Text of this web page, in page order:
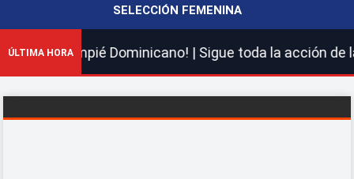
SELECCIÓN FEMENINA
ÚLTIMA HORA
Balompié Dominicano! | Sigue toda la acción de la